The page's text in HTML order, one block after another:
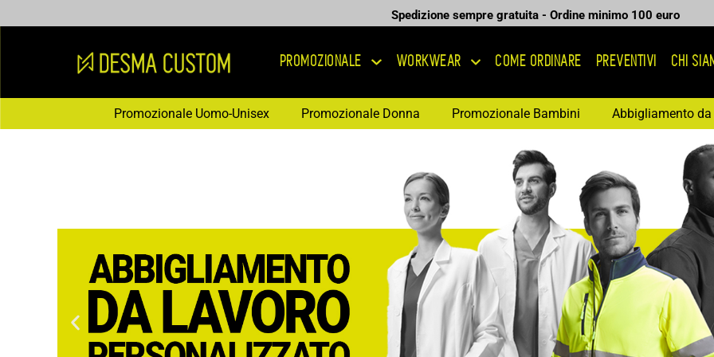
Spedizione sempre gratuita - Ordine minimo 100 euro
PROMOZIONALE WORKWEAR COME ORDINARE PREVENTIVI CHI
Promozionale Uomo-Unisex Promozionale Donna Promozionale Bambini Abbigliamento